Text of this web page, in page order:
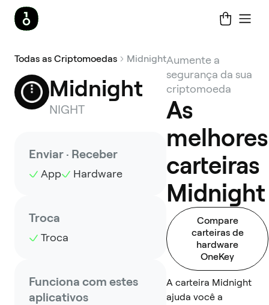
Todas as Criptomoedas Midnight
Midnight
NIGHT
Enviar · Receber
App Hardware
Troca
Troca
Funciona com estes
aplicativos
Aumente a
segurança da sua
criptomoeda
As
melhores
carteiras
Midnight
Compare
carteiras de
hardware
OneKey
A carteira Midnight
ajuda você a